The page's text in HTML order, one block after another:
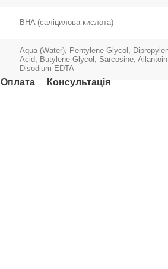
BHA (саліцилова кислота)
Aqua (Water), Pentylene Glycol,
Acid, Butylene Glycol, Sarcosine,
Disodium EDTA
Оплата Консультація